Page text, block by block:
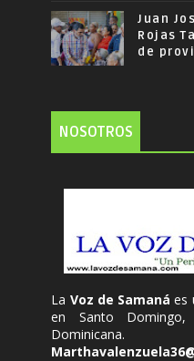
Juan
Rojas
de
NOSOTROS
La Voz de Samanáes
en Santo
Dominicana.